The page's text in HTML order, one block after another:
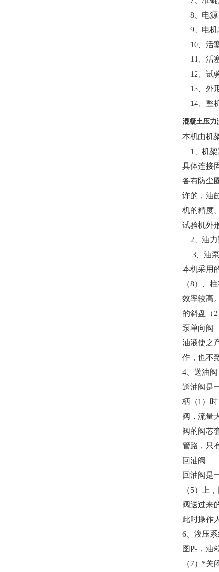
8、电
9、电
10、活
11
、
12 、
13、外
14、
混凝土压力
本机由机
1
、机
具体连接
备有防尘
许的，油
机的精度
试验机外
2 、油
3、油泵
本机采用
（8）、
效率较高
的斜盘（
泵单向阀
油液使之
作，也不
4、送油阀
送油阀是
柄（1）
阀，流量
阀的阀芯
管路，只
回油阀
回油阀是
（5）上
阀送过来
此时操作
6、液压
图四，油
（7）*关